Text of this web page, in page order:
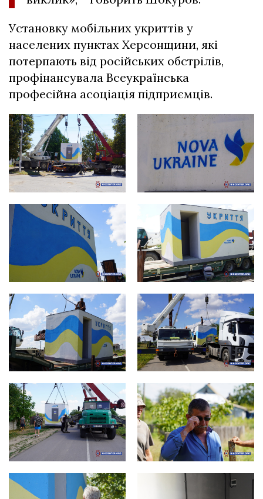
Установку мобільних укриттів у
населених пунктах Херсонщини, які
потерпають від російських обстрілів,
профінансувала Всеукраїнська
професійна асоціація підприємців.